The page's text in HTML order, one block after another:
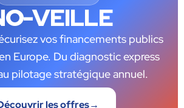
VEILLE
vos financements publics
Europe. Du diagnostic express
pilotage stratégique annuel.
les offres→